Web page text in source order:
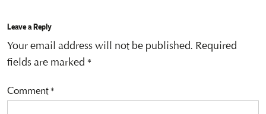
Leave a Reply
Your email address will not be published. Required
fields are marked *
Comment*